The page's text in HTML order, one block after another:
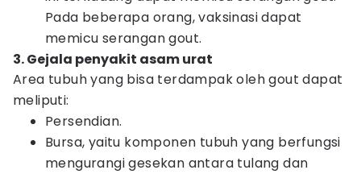
Pada beberapa orang, vaksinasi dapat
memicu serangan gout.
3. Gejala penyakit asam urat
Area tubuh yang bisa terdampak oleh gout dapat
meliputi:
Persendian.
Bursa, yaitu komponen tubuh yang berfungsi
mengurangi gesekan antara tulang dan